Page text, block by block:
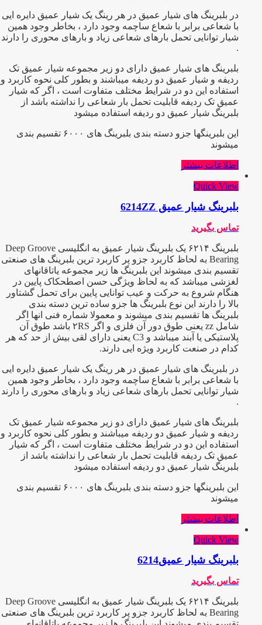
در بلبرینگ های شیار عمیق در هر رینگ یک شیار عمیق دایره ایی
با شعاعی برابر با شعاع ساچمه وجود دارد ، بخاطر وجود همین
شیار توانایی تحمل بارهای شعاعی زیاد و بارهای محوری را دارند
.
بلبرینگ های شیار عمیق دارای دو زیر مجموعه شیار عمیق تک
ردیفه و شیار عمیق دو ردیفه میباشند و بطور کلی نحوه کاربرد و
استفاده این دو در شرایط مختلف متفاوت است ، اگر که شیار
عمیق تک ردیفه قابلیت تحمل بار شعاعی را نداشته باشد از
بلبرینگ شیار عمیق دو ردیفه استفاده میشود
این بلبرینگها جزو دسته بندی بلبرینگ های ۶۰۰۰ تقسیم بندی
میشوند
اطلاعات بیشتر
Quick View
بلبرینگ شیار عمیق 6214ZZ
تماس بگیرید
بلبرینگ ۶۲۱۴ یک بلبرینگ شیار عمیق به انگلیسی Deep Groove
Bearing به لحاظ کاربرد جزو پر کاربرد ترین بلبرینگ های صنعتی
تقسیم بندی میشوند این بلبرینگ ها زیر مجموعه یاتاقانهای
لغزشی میباشد که به لحاظ ویژگی حسن اصطحکاک پایین در
هنگام شروع به حرکت و عیب توانایی پایین برای تحمل گشتاور
بالا را دارند این نوع بلبرینگ ها جزو ساده ترین دسته بندی
بلبرینگ ها تقسیم بندی میشوند و معمولا شماره فنی انها اگر
شامل zz یعنی طوق دور آن فلزی و اگر ۲RS باشد طوق آن
پلاستیکی یا آبند میباشد و C3 یعنی دارای لقی بیش از حد که هر
کدام در صنعت کاربرد ویژه ایی دارند.
در بلبرینگ های شیار عمیق در هر رینگ یک شیار عمیق دایره ایی
با شعاعی برابر با شعاع ساچمه وجود دارد ، بخاطر وجود همین
شیار توانایی تحمل بارهای شعاعی زیاد و بارهای محوری را دارند
.
بلبرینگ های شیار عمیق دارای دو زیر مجموعه شیار عمیق تک
ردیفه و شیار عمیق دو ردیفه میباشند و بطور کلی نحوه کاربرد و
استفاده این دو در شرایط مختلف متفاوت است ، اگر که شیار
عمیق تک ردیفه قابلیت تحمل بار شعاعی را نداشته باشد از
بلبرینگ شیار عمیق دو ردیفه استفاده میشود
این بلبرینگها جزو دسته بندی بلبرینگ های ۶۰۰۰ تقسیم بندی
میشوند
اطلاعات بیشتر
Quick View
بلبرینگ شیار عمیق6214
تماس بگیرید
بلبرینگ ۶۲۱۴ یک بلبرینگ شیار عمیق به انگلیسی Deep Groove
Bearing به لحاظ کاربرد جزو پر کاربرد ترین بلبرینگ های صنعتی